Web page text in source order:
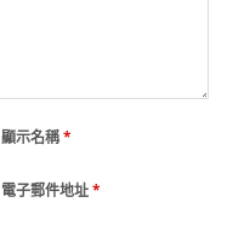
顯示名稱*
電子郵件地址*